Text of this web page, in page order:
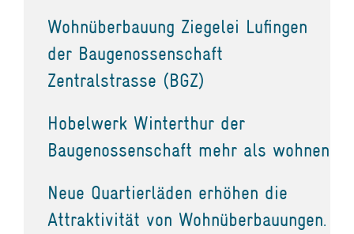
Wohnüberbauung Ziegelei Lufingen
der Baugenossenschaft
Zentralstrasse (BGZ)
Hobelwerk Winterthur der
Baugenossenschaft mehr als wohnen
Neue Quartierläden erhöhen die
Attraktivität von Wohnüberbauungen.